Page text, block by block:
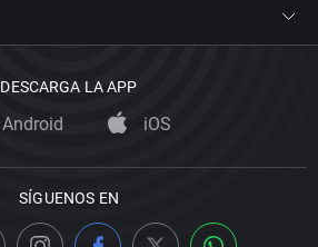
DESCARGA LA APP
Android iOS
SÍGUENOS EN